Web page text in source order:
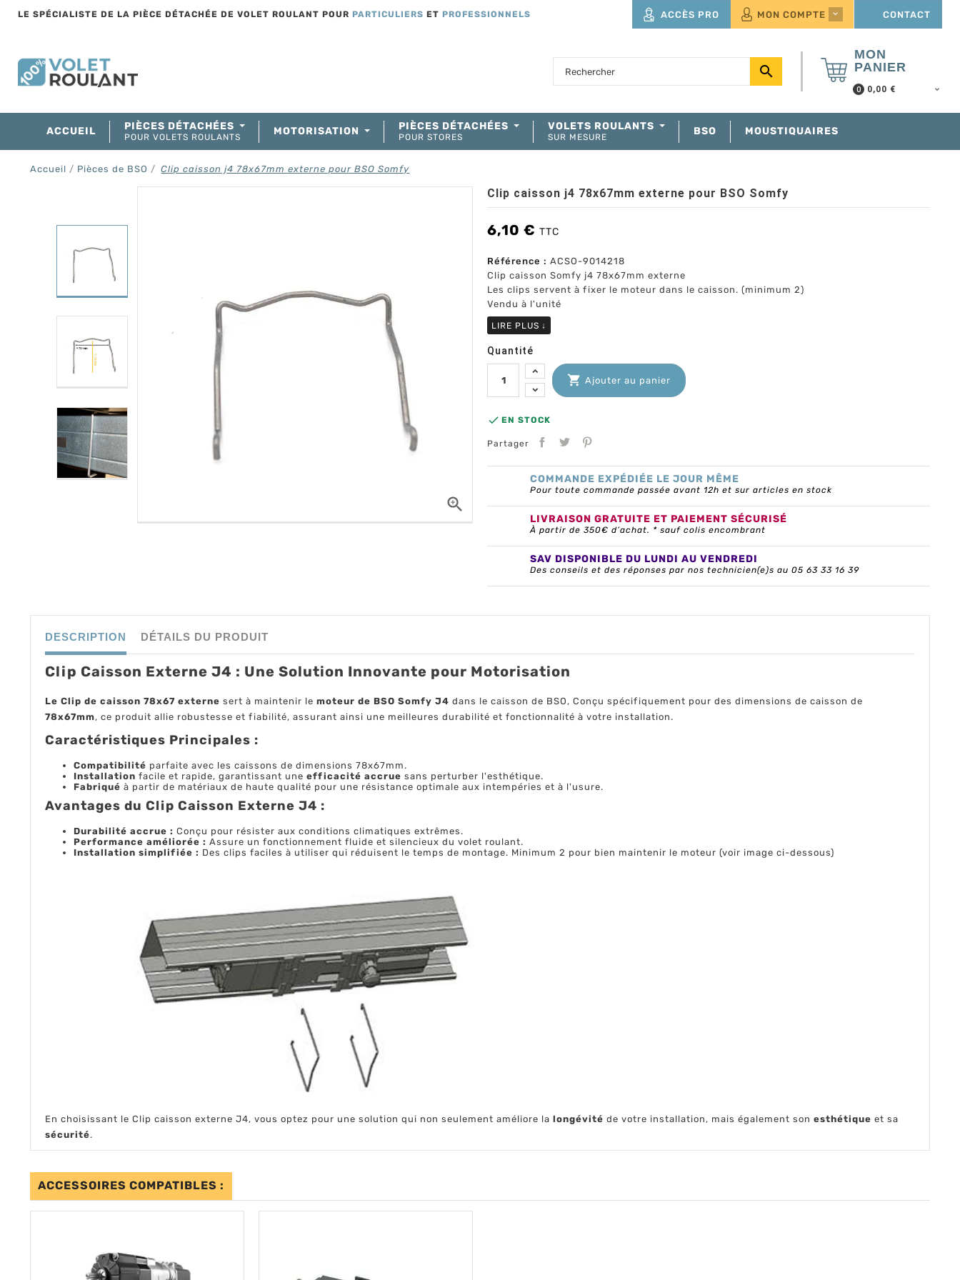
LE SPÉCIALISTE DE LA PIÈCE DÉTACHÉE DE VOLET ROULANT POUR PARTICULIERS ET PROFESSIONNELS ACCÈS PRO MON COMPTE  CONTACT

MON
PANIER
0 0,00 €
ACCUEIL PIÈCES DÉTACHÉES
POUR VOLETS ROULANTS MOTORISATION PIÈCES DÉTACHÉES
POUR STORES
VOLETS ROULANTS
SUR MESURE BSO MOUSTIQUAIRES
Accueil Pièces de BSO Clip caisson j4 78x67mm externe pour BSO Somfy

Clip caisson j4 78x67mm externe pour BSO Somfy
6,10 € TTC
Référence : ACSO-9014218
Clip caisson Somfy j4 78x67mm externe
Les clips servent à fixer le moteur dans le caisson. (minimum 2)
Vendu à l'unité
LIRE PLUS ↓
Quantité
 Ajouter au panier
 EN STOCK
Partager
COMMANDE EXPÉDIÉE LE JOUR MÊME
Pour toute commande passée avant 12h et sur articles en stock
LIVRAISON GRATUITE ET PAIEMENT SÉCURISÉ
À partir de 350€ d’achat. * sauf colis encombrant
SAV DISPONIBLE DU LUNDI AU VENDREDI
Des conseils et des réponses par nos technicien(e)s au 05 63 33 16 39
DESCRIPTION DÉTAILS DU PRODUIT
Clip Caisson Externe J4 : Une Solution Innovante pour Motorisation
Le Clip de caisson 78x67 externe sert à maintenir le moteur de BSO Somfy J4 dans le caisson de BSO, Conçu spécifiquement pour des dimensions de caisson de
78x67mm, ce produit allie robustesse et fiabilité, assurant ainsi une meilleures durabilité et fonctionnalité à votre installation.
Caractéristiques Principales :
Compatibilité parfaite avec les caissons de dimensions 78x67mm.
Installation facile et rapide, garantissant une efficacité accrue sans perturber l'esthétique.
Fabriqué à partir de matériaux de haute qualité pour une résistance optimale aux intempéries et à l'usure.
Avantages du Clip Caisson Externe J4 :
Durabilité accrue : Conçu pour résister aux conditions climatiques extrêmes.
Performance améliorée : Assure un fonctionnement fluide et silencieux du volet roulant.
Installation simplifiée : Des clips faciles à utiliser qui réduisent le temps de montage. Minimum 2 pour bien maintenir le moteur (voir image ci-dessous)
En choisissant le Clip caisson externe J4, vous optez pour une solution qui non seulement améliore la longévité de votre installation, mais également son esthétique et sa
sécurité.
ACCESSOIRES COMPATIBLES :